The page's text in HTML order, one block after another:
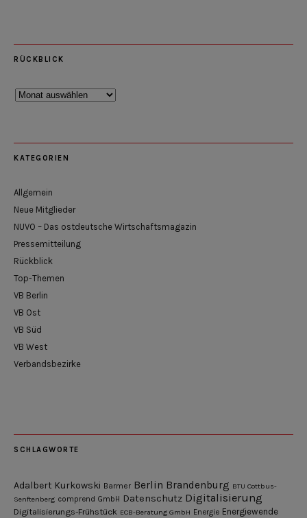
RÜCKBLICK
Rückblick
KATEGORIEN
Allgemein
Neue Mitglieder
NUVO – Das ostdeutsche Wirtschaftsmagazin
Pressemitteilung
Rückblick
Top-Themen
VB Berlin
VB Ost
VB Süd
VB West
Verbandsbezirke
SCHLAGWORTE
Adalbert Kurkowski Barmer Berlin Brandenburg BTU Cottbus-
Senftenberg comprend GmbH Datenschutz Digitalisierung
Digitalisierungs-Frühstück ECB-Beratung GmbH Energie Energiewende